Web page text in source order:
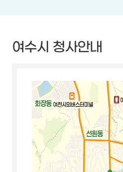
여수시 청사안내